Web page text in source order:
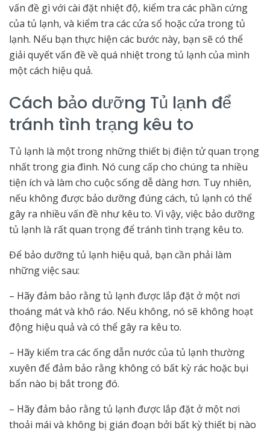
vấn đề gì với cài đặt nhiệt độ, kiểm tra các phần cứng
của tủ lạnh, và kiểm tra các cửa sổ hoặc cửa trong tủ
lạnh. Nếu bạn thực hiện các bước này, bạn sẽ có thể
giải quyết vấn đề về quá nhiệt trong tủ lạnh của mình
một cách hiệu quả.
Cách bảo dưỡng Tủ lạnh để
tránh tình trạng kêu to
Tủ lạnh là một trong những thiết bị điện tử quan trọng
nhất trong gia đình. Nó cung cấp cho chúng ta nhiều
tiện ích và làm cho cuộc sống dễ dàng hơn. Tuy nhiên,
nếu không được bảo dưỡng đúng cách, tủ lạnh có thể
gây ra nhiều vấn đề như kêu to. Vì vậy, việc bảo dưỡng
tủ lạnh là rất quan trọng để tránh tình trạng kêu to.
Để bảo dưỡng tủ lạnh hiệu quả, bạn cần phải làm
những việc sau:
– Hãy đảm bảo rằng tủ lạnh được lắp đặt ở một nơi
thoáng mát và khô ráo. Nếu không, nó sẽ không hoạt
động hiệu quả và có thể gây ra kêu to.
– Hãy kiểm tra các ống dẫn nước của tủ lạnh thường
xuyên để đảm bảo rằng không có bất kỳ rác hoặc bụi
bẩn nào bị bắt trong đó.
– Hãy đảm bảo rằng tủ lạnh được lắp đặt ở một nơi
thoải mái và không bị gián đoạn bởi bất kỳ thiết bị nào